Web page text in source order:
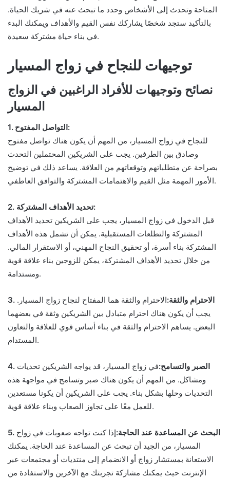
المتاحة وتحدث إلى الأشخاص وحدد ما تبحث عنه في شريك الحياة.
بالتأكيد ستجد شخصًا يشاركك نفس القيم والأهداف ويمكنك البدء
في بناء حياة مشتركة سعيدة.
توجيهات للنجاح في زواج المسيار
نصائح وتوجيهات للأفراد الراغبين في الزواج
المسيار
1. التواصل المفتوح:
للنجاح في زواج المسيار، من المهم أن يكون هناك تواصل مفتوح
وصادق بين الطرفين. يجب على الشريكين المحتملين التحدث
بصراحة عن متطلباتهم وتوقعاتهم من العلاقة. يساعد ذلك في توضيح
الأمور المهمة مثل القيم والاهتمامات المشتركة والتوافق العاطفي.
2. تحديد الأهداف المشتركة:
قبل الدخول في زواج المسيار، يجب على الشريكين تحديد الأهداف
المشتركة والتطلعات المستقبلية. يمكن أن تشمل هذه الأهداف
المشتركة بناء أسرة، أو تحقيق النجاح المهني، أو الاستقرار المالي.
من خلال تحديد الأهداف المشتركة، يمكن للزوجين بناء علاقة قوية
ومستدامة.
3. الاحترام والثقة:الاحترام والثقة هما المفتاح لنجاح زواج المسيار.
يجب أن يكون هناك احترام متبادل بين الشريكين وثقة في بعضهما
البعض. يساهم الاحترام والثقة في بناء أساس قوي للعلاقة والتعاون
المستدام.
4. الصبر والتسامح:في زواج المسيار، قد يواجه الشريكين تحديات
ومشاكل. من المهم أن يكون هناك صبر وتسامح في مواجهة هذه
التحديات وحلها بشكل بناء. يجب على الشريكين أن يكونا مستعدين
للعمل معًا على تجاوز الصعاب وبناء علاقة قوية.
5. البحث عن المساعدة عند الحاجة:إذا كنت تواجه صعوبات في زواج
المسيار، من الجيد أن تبحث عن المساعدة عند الحاجة. يمكنك
الاستعانة بمستشار زواج أو الانضمام إلى منتديات أو مجتمعات عبر
الإنترنت حيث يمكنك مشاركة تجربتك مع الآخرين والاستفادة من